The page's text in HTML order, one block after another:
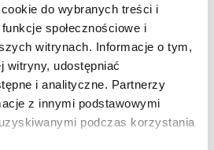
do wybranych treści i
społecznościowe i
witrynach. Informacje o tym,
witryny, udostępniać
i analityczne. Partnerzy
z innymi podstawowymi
podczas korzystania